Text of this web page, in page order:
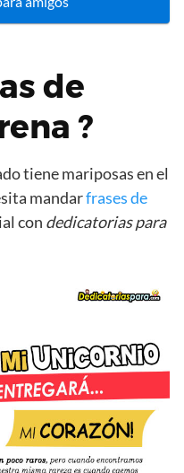
de
?
tiene mariposas en el
mandarfrases de
con dedicatorias para